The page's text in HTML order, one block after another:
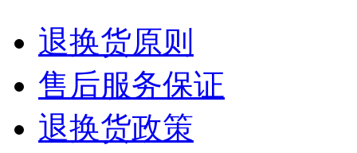
退换货原则
售后服务保证
退换货政策